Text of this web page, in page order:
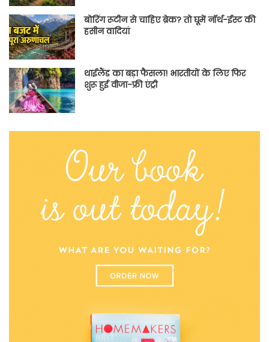
बोरिंग रूटीन से चाहिए ब्रेक? तो घूमें नॉर्थ-ईस्ट की
हसीन वादियां
थाईलैंड का बड़ा फैसला! भारतीयों के लिए फिर
शुरू हुई वीजा-फ्री एंट्री